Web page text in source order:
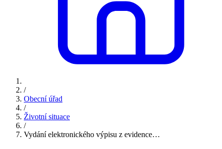
/
Obecní úřad
/
Životní situace
/
Vydání elektronického výpisu z evidence…